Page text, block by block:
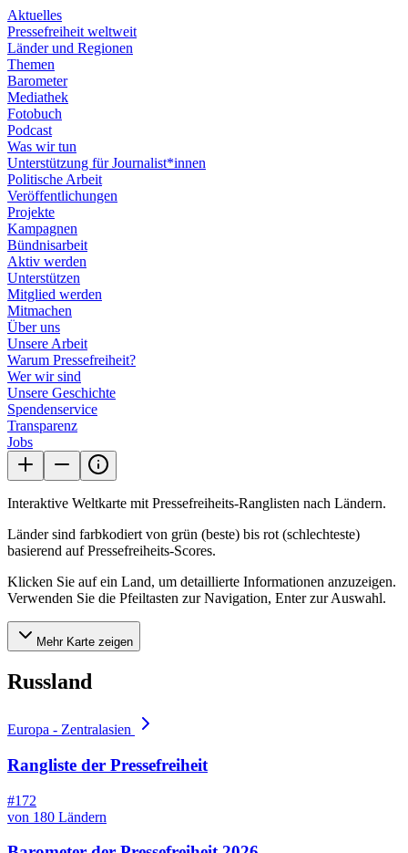
Aktuelles
Pressefreiheit weltweit
Länder und Regionen
Themen
Barometer
Mediathek
Fotobuch
Podcast
Was wir tun
Unterstützung für Journalist*innen
Politische Arbeit
Veröffentlichungen
Projekte
Kampagnen
Bündnisarbeit
Aktiv werden
Unterstützen
Mitglied werden
Mitmachen
Über uns
Unsere Arbeit
Warum Pressefreiheit?
Wer wir sind
Unsere Geschichte
Spendenservice
Transparenz
Jobs
Interaktive Weltkarte mit Pressefreiheits-Ranglisten nach Ländern.
Länder sind farbkodiert von grün (beste) bis rot (schlechteste)
basierend auf Pressefreiheits-Scores.
Klicken Sie auf ein Land, um detaillierte Informationen anzuzeigen.
Verwenden Sie die Pfeiltasten zur Navigation, Enter zur Auswahl.
Mehr Karte zeigen
Russland
Europa - Zentralasien
Rangliste der Pressefreiheit
#172
von 180 Ländern